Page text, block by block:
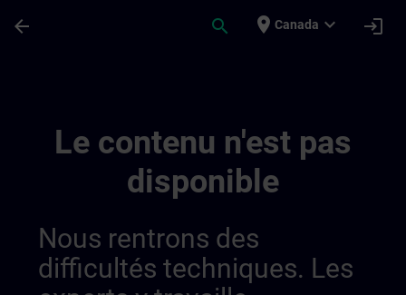
arrow_back search place Canada expand_more login
Le contenu n'est pas
disponible
Nous rentrons des
difficultés techniques. Les